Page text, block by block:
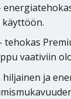
tehokas
vaativiin
hiljainen ja